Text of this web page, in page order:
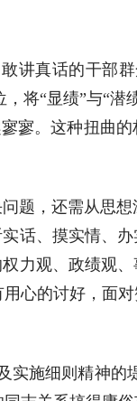
讲真话的干部
将“显绩”与“潜
寥。这种扭曲
题，还需从思
话、摸实情、
力观、政绩观
心的讨好，面
施细则精神的